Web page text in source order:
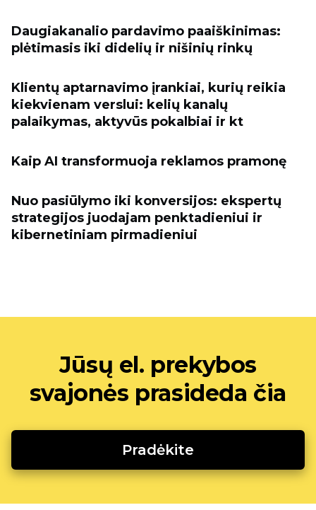
Daugiakanalio pardavimo paaiškinimas:
plėtimasis iki didelių ir nišinių rinkų
Klientų aptarnavimo įrankiai, kurių reikia
kiekvienam verslui: kelių kanalų
palaikymas, aktyvūs pokalbiai ir kt
Kaip AI transformuoja reklamos pramonę
Nuo pasiūlymo iki konversijos: ekspertų
strategijos juodajam penktadieniui ir
kibernetiniam pirmadieniui
Jūsų el. prekybos
svajonės prasideda čia
Pradėkite